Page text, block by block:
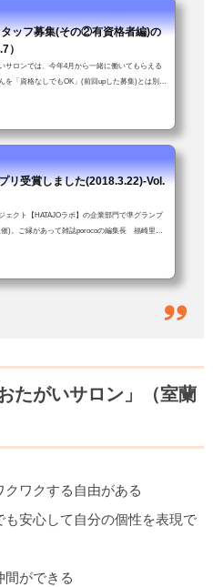
旨も強調して下さい」とスタッフかわちゃんに
ッフ募集(その②有資格者編)の
）
サロンでは、今年4月から一緒に働いてもらえる
を「資格なしでもOK」(前回upした募集)とは別に
と。子育て中の方も安心。お子さん連れて来ての
迎！)「スタッフ募集のお知らせ」ではあります
んなとこだよ」という話でもあります(前回より
リ受賞しました(2018.3.22)-Vol.
ェクト【HATAJOラボ】の企業部門で準グランプ
催)。ご縁があって雑誌porocoの編集長 福崎里美
に大喜び。おたがいサロンでは当たり前のこと
という実感もない。きっと、他の会社も同じよう
たがいサロン」（室蘭
ワクする自由がある
安心して自分の個性を表現で
ができる